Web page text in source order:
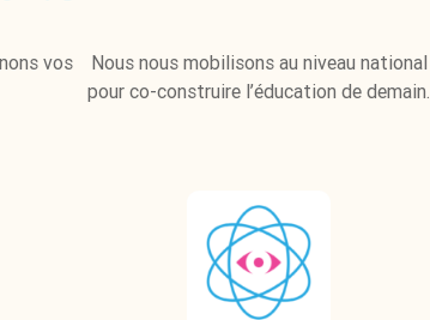
vos
Nous nous mobilisons au niveau national
pour co-construire l’éducation de demain.